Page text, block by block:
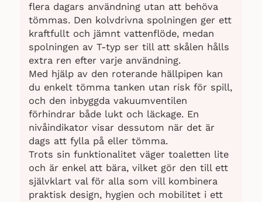
flera dagars användning utan att behöva
tömmas. Den kolvdrivna spolningen ger ett
kraftfullt och jämnt vattenflöde, medan
spolningen av T-typ ser till att skålen hålls
extra ren efter varje användning.
Med hjälp av den roterande hällpipen kan
du enkelt tömma tanken utan risk för spill,
och den inbyggda vakuumventilen
förhindrar både lukt och läckage. En
nivåindikator visar dessutom när det är
dags att fylla på eller tömma.
Trots sin funktionalitet väger toaletten lite
och är enkel att bära, vilket gör den till ett
självklart val för alla som vill kombinera
praktisk design, hygien och mobilitet i ett